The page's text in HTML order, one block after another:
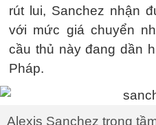
rút lui, Sanchez nhận
với mức giá chuyển
cầu thủ này đang dần
Pháp.
Alexis Sanchez trong